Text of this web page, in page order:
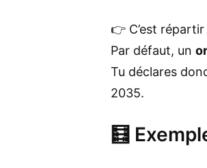
👉 C’est
Par défaut, un
Tu déclares
2035.
🧮